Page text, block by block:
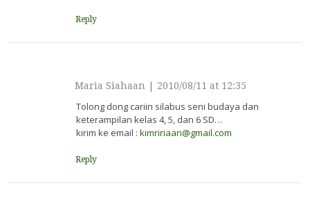
Reply
Maria Siahaan 2010/08/11 at 12:35
Tolong dong cariin silabus seni budaya dan
keterampilan kelas 4, 5, dan 6 SD…
kirim ke email : kimririaan@gmail.com
Reply